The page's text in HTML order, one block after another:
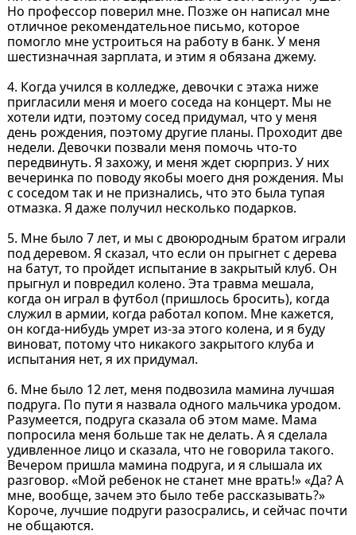
Но профессор поверил мне. Позже он написал мне
отличное рекомендательное письмо, которое
помогло мне устроиться на работу в банк. У меня
шестизначная зарплата, и этим я обязана джему.
4. Когда учился в колледже, девочки с этажа ниже
пригласили меня и моего соседа на концерт. Мы не
хотели идти, поэтому сосед придумал, что у меня
день рождения, поэтому другие планы. Проходит две
недели. Девочки позвали меня помочь что-то
передвинуть. Я захожу, и меня ждет сюрприз. У них
вечеринка по поводу якобы моего дня рождения. Мы
с соседом так и не признались, что это была тупая
отмазка. Я даже получил несколько подарков.
5. Мне было 7 лет, и мы с двоюродным братом играли
под деревом. Я сказал, что если он прыгнет с дерева
на батут, то пройдет испытание в закрытый клуб. Он
прыгнул и повредил колено. Эта травма мешала,
когда он играл в футбол (пришлось бросить), когда
служил в армии, когда работал копом. Мне кажется,
он когда-нибудь умрет из-за этого колена, и я буду
виноват, потому что никакого закрытого клуба и
испытания нет, я их придумал.
6. Мне было 12 лет, меня подвозила мамина лучшая
подруга. По пути я назвала одного мальчика уродом.
Разумеется, подруга сказала об этом маме. Мама
попросила меня больше так не делать. А я сделала
удивленное лицо и сказала, что не говорила такого.
Вечером пришла мамина подруга, и я слышала их
разговор. «Мой ребенок не станет мне врать!» «Да? А
мне, вообще, зачем это было тебе рассказывать?»
Короче, лучшие подруги разосрались, и сейчас почти
не общаются.